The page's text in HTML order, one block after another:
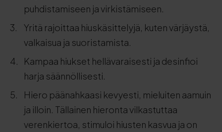
puhdistamiseen ja virkistämiseen.
Yritä rajoittaa hiuskäsittelyjä, kuten värjäystä,
valkaisua ja suoristamista.
Kampaa hiukset hellävaraisesti ja desinfioi
harja säännöllisesti.
Hiero päänahkaasi kevyesti, mieluiten aamuin
ja illoin. Tällainen hieronta vilkastuttaa
verenkiertoa, stimuloi hiusten kasvua ja on